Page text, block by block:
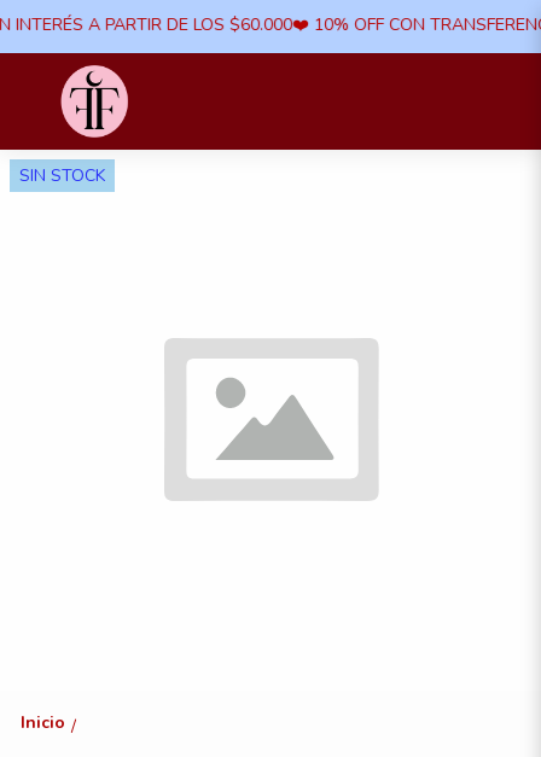
A PARTIR DE LOS $60.000​❤️ 10% OFF CON
SIN STOCK
Inicio /